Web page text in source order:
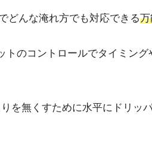
どんな淹れ方でも対応できる
トのコントロールでタイミン
を無くすために水平にドリッ